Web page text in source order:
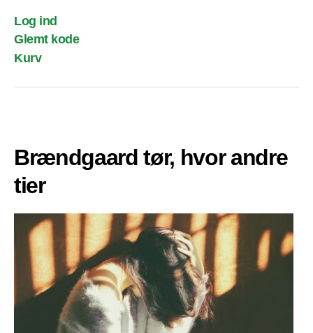
Log ind
Glemt kode
Kurv
Brændgaard tør, hvor andre
tier